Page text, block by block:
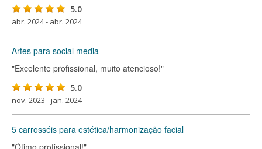
5.0
abr. 2024 - abr. 2024
Artes para social media
"Excelente profissional, muito atencioso!"
5.0
nov. 2023 - jan. 2024
5 carrosséis para estética/harmonização facial
"Ótimo profissional!"